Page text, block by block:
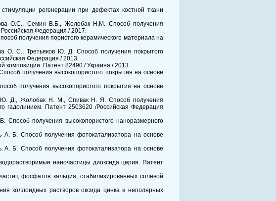
регенерации при дефектах костной ткани
О.С., Семин В.Б., Жолобак Н.М. Способ получения
Федерация / 2017.
получения пористого керамического материала на
С., Третьяков Ю. Д. Способ получения покрытого
Федерация / 2013.
композиции. Патент 82490 / Украина / 2013.
получения высокопористого покрытия на основе
получения высокопористого покрытия на основе
Д., Жолобак Н. М., Спивак Н. Я. Способ получения
гадолинием. Патент 2503620 /Российская Федерация
получения высокопористого наноразмерного
Б. Способ получения фотокатализатора на основе
Б. Способ получения фотокатализатора на основе
наночастицы диоксида церия. Патент
фосфатов кальция, стабилизированных солевой
коллоидных растворов оксида цинка в неполярных